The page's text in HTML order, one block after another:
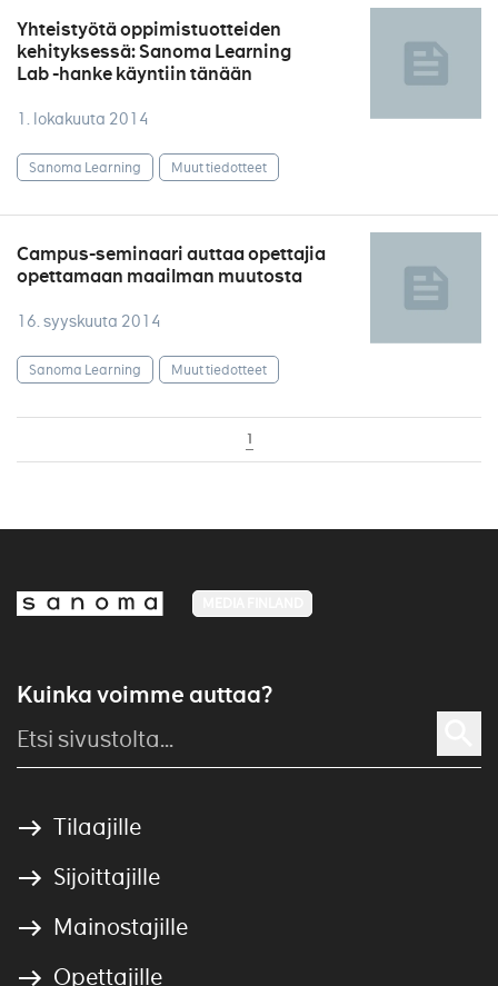
Yhteistyötä oppimistuotteiden
kehityksessä: Sanoma Learning
Lab -hanke käyntiin tänään
1. lokakuuta 2014
Sanoma Learning Muut tiedotteet
Campus-seminaari auttaa opettajia
opettamaan maailman muutosta
16. syyskuuta 2014
Sanoma Learning Muut tiedotteet
1
Kuinka voimme auttaa?
Tilaajille
Sijoittajille
Mainostajille
Opettajille